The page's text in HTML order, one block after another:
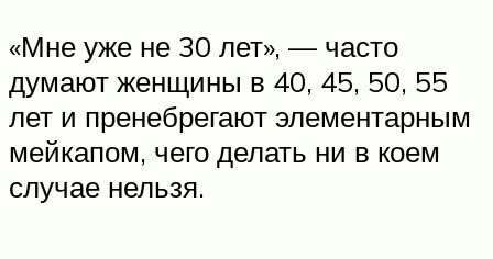
«Мне уже не 30 лет», — часто
думают женщины в 40, 45, 50, 55
лет и пренебрегают элементарным
мейкапом, чего делать ни в коем
случае нельзя.